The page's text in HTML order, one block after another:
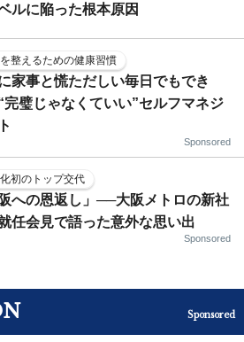
ルに陥った根本原因
整えるための健康習慣
家事と慌ただしい毎日でもでき
完璧じゃなくていい”セルフマネジ
Sponsored
初のトップ交代
阪への恩返し」──大阪メトロの新社
任会見で語った意外な思い出
Sponsored
Sponsored